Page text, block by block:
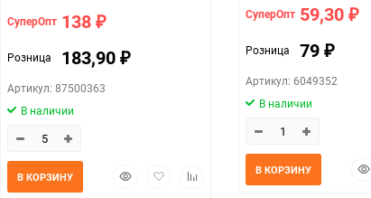
СуперОпт 138 ₽
Розница 183,90 ₽
Артикул: 87500363
В наличии
БыстрыйДобавитьДобавить
В КОРЗИНУ
СуперОпт 59,30 ₽
Розница 79 ₽
Артикул: 6049352
В наличии
В КОРЗИНУ